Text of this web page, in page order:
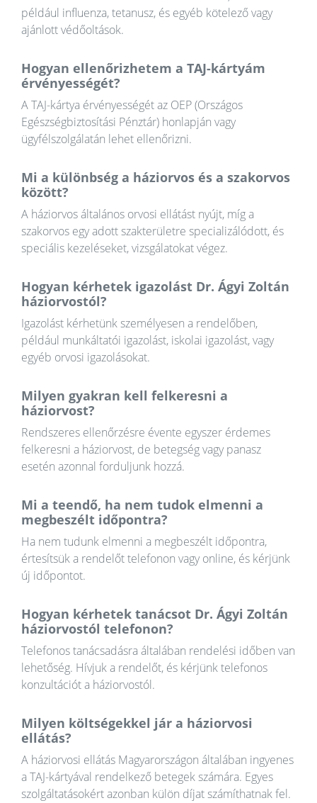
például influenza, tetanusz, és egyéb kötelező vagy
ajánlott védőoltások.
Hogyan ellenőrizhetem a TAJ-kártyám
érvényességét?
A TAJ-kártya érvényességét az OEP (Országos
Egészségbiztosítási Pénztár) honlapján vagy
ügyfélszolgálatán lehet ellenőrizni.
Mi a különbség a háziorvos és a szakorvos
között?
A háziorvos általános orvosi ellátást nyújt, míg a
szakorvos egy adott szakterületre specializálódott, és
speciális kezeléseket, vizsgálatokat végez.
Hogyan kérhetek igazolást Dr. Ágyi Zoltán
háziorvostól?
Igazolást kérhetünk személyesen a rendelőben,
például munkáltatói igazolást, iskolai igazolást, vagy
egyéb orvosi igazolásokat.
Milyen gyakran kell felkeresni a
háziorvost?
Rendszeres ellenőrzésre évente egyszer érdemes
felkeresni a háziorvost, de betegség vagy panasz
esetén azonnal forduljunk hozzá.
Mi a teendő, ha nem tudok elmenni a
megbeszélt időpontra?
Ha nem tudunk elmenni a megbeszélt időpontra,
értesítsük a rendelőt telefonon vagy online, és kérjünk
új időpontot.
Hogyan kérhetek tanácsot Dr. Ágyi Zoltán
háziorvostól telefonon?
Telefonos tanácsadásra általában rendelési időben van
lehetőség. Hívjuk a rendelőt, és kérjünk telefonos
konzultációt a háziorvostól.
Milyen költségekkel jár a háziorvosi
ellátás?
A háziorvosi ellátás Magyarországon általában ingyenes
a TAJ-kártyával rendelkező betegek számára. Egyes
szolgáltatásokért azonban külön díjat számíthatnak fel.